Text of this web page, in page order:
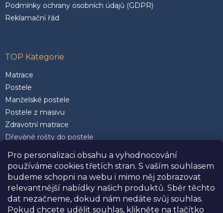
Pro personalizaci obsahu a vyhodnocování
používáme cookies třetích stran. S vaším souhlasem
budeme schopni na webu i mimo něj zobrazovat
relevantnější nabídky našich produktů. Sběr těchto
dat nezačneme, dokud nám nedáte svůj souhlas.
Pokud chcete udělit souhlas, klikněte na tlačítko
Podmínky ochrany osobních údajů (GDPR)
Reklamační řád
TOP Kategorie
Matrace
Postele
Manželské postele
Postele z masivu
Zdravotní matrace
Dřevěné rošty do postele
Postele 200 x 200 cm
Matrace 90 x 200 cm
Rozkládací postele
Kvalitní polštáře